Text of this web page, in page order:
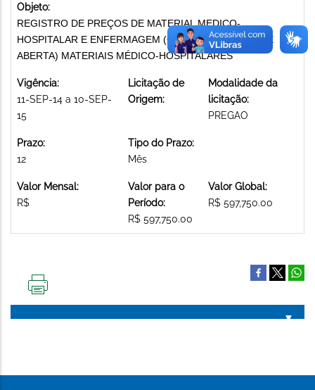
Objeto:
REGISTRO DE PREÇOS DE MATERIAL MEDICO-
HOSPITALAR E ENFERMAGEM (COMPRESSA DE GAZE
ABERTA) MATERIAIS MÉDICO-HOSPITALARES
Vigência:
11-SEP-14 a 10-SEP-
15
Licitação de
Origem:
Modalidade da
licitação:
PREGAO
Prazo:
12
Tipo do Prazo:
Mês
Valor Mensal:
R$
Valor para o
Período:
R$ 597,750.00
Valor Global:
R$ 597,750.00
PÁGINA